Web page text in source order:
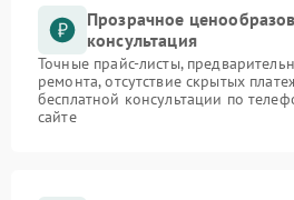
Прозрачное
консультация
Точные прайс-листы,
ремонта, отсутствие скрытых
бесплатной консультации по
сайте